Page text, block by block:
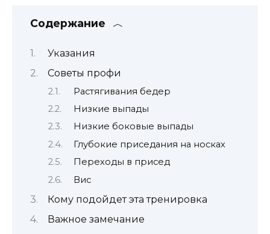
Содержание
Указания
Советы профи
Растягивания бедер
Низкие выпады
Низкие боковые выпады
Глубокие приседания на носках
Переходы в присед
Вис
Кому подойдет эта тренировка
Важное замечание